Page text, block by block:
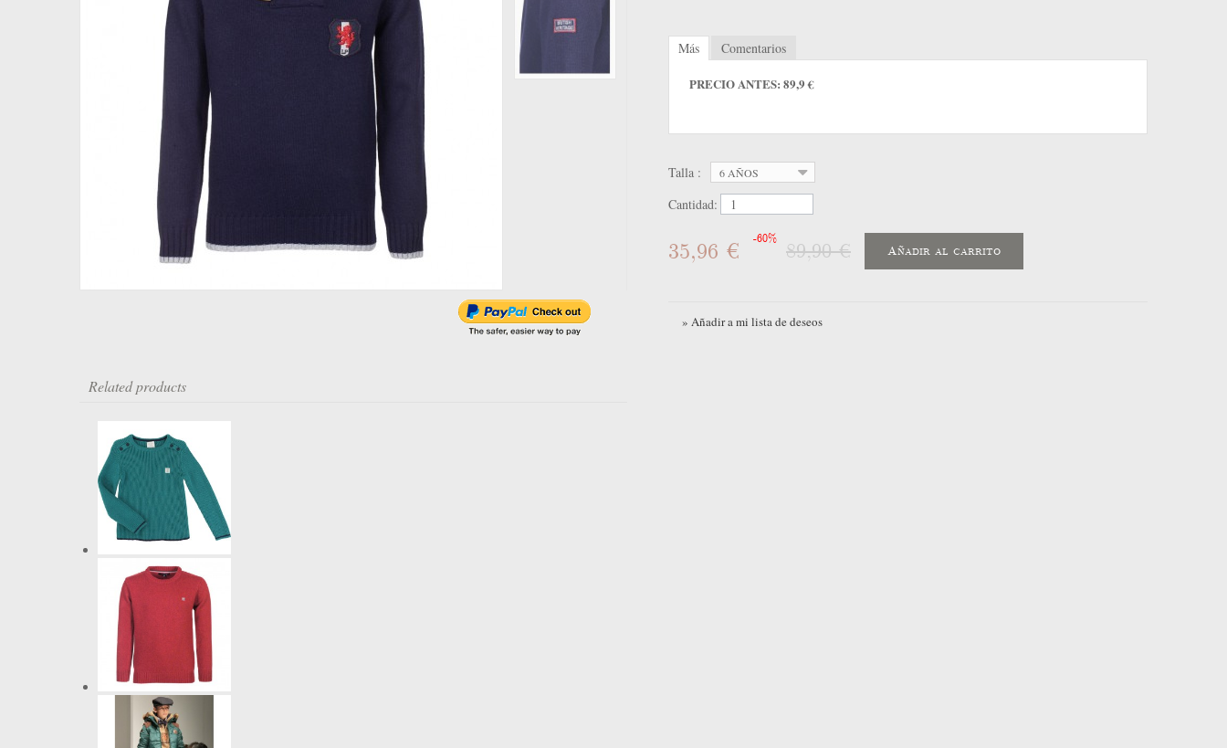
Related products
Más Comentarios
PRECIO ANTES: 89,9 €
Talla : 6 AÑOS
Cantidad:
35,96 € -60%
89,90 € Añadir al carrito
» Añadir a mi lista de deseos